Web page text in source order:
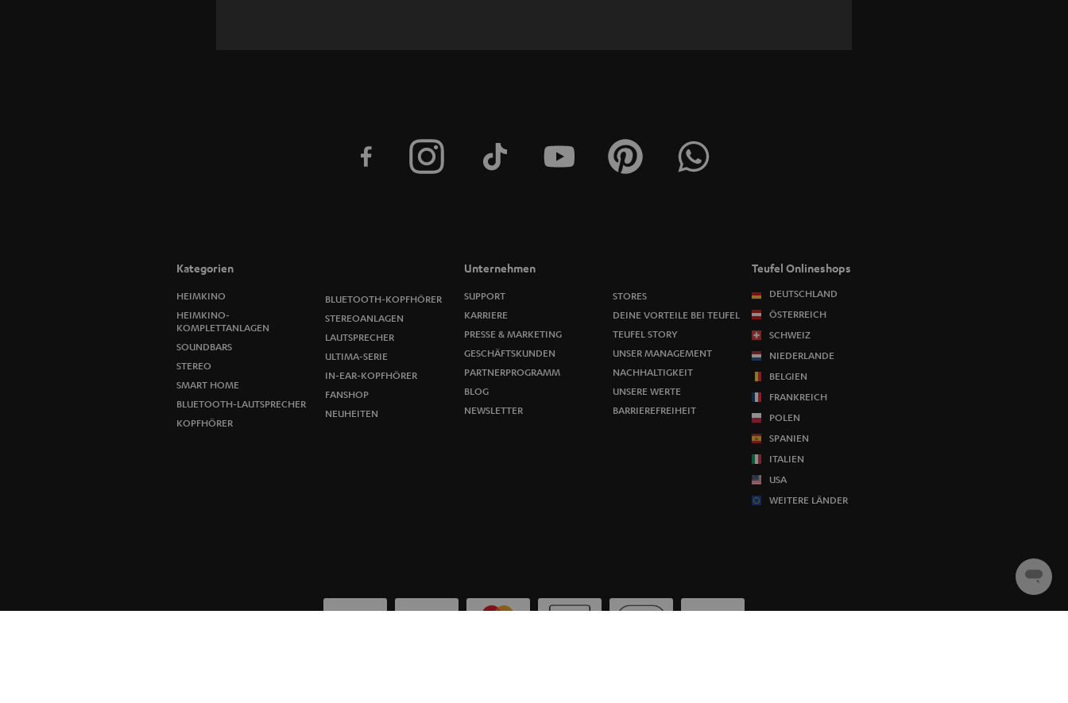
e
r
e
d
Kategorien
HEIMKINO
HEIMKINO-
KOMPLETTANLAGEN
SOUNDBARS
STEREO
SMART HOME
BLUETOOTH-LAUTSPRECHER
KOPFHÖRER
BLUETOOTH-KOPFHÖRER
STEREOANLAGEN
LAUTSPRECHER
ULTIMA-SERIE
IN-EAR-KOPFHÖRER
FANSHOP
NEUHEITEN
Unternehmen
SUPPORT
KARRIERE
PRESSE & MARKETING
GESCHÄFTSKUNDEN
PARTNERPROGRAMM
BLOG
NEWSLETTER
STORES
DEINE VORTEILE BEI TEUFEL
TEUFEL STORY
UNSER MANAGEMENT
NACHHALTIGKEIT
UNSERE WERTE
BARRIEREFREIHEIT
Teufel Onlineshops
DEUTSCHLAND
ÖSTERREICH
SCHWEIZ
NIEDERLANDE
BELGIEN
FRANKREICH
POLEN
SPANIEN
ITALIEN
USA
WEITERE LÄNDER
Chat
starten